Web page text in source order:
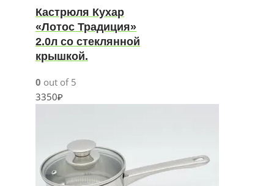
Кастрюля Кухар
«Лотос Традиция»
2.0л со стеклянной
крышкой.
0 out of 5
3350₽